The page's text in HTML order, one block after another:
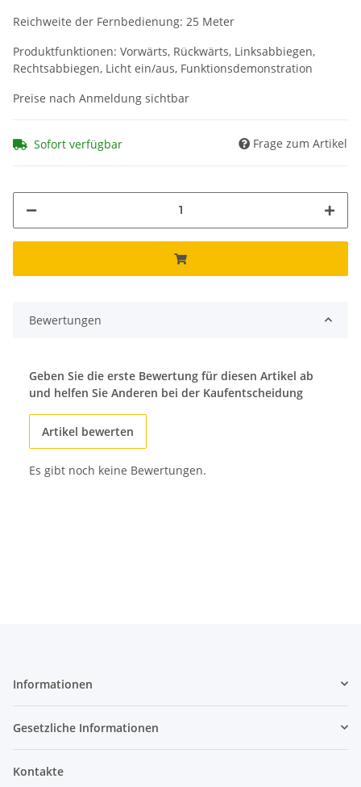
Reichweite der Fernbedienung: 25 Meter
Produktfunktionen: Vorwärts, Rückwärts, Linksabbiegen,
Rechtsabbiegen, Licht ein/aus, Funktionsdemonstration
Preise nach Anmeldung sichtbar
Sofort verfügbar Frage zum Artikel
Bewertungen
Geben Sie die erste Bewertung für diesen Artikel ab
und helfen Sie Anderen bei der Kaufentscheidung
Artikel bewerten
Es gibt noch keine Bewertungen.
Informationen
Gesetzliche Informationen
Kontakte